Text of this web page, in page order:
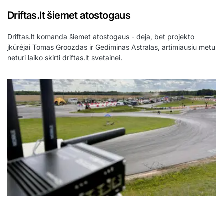
Driftas.lt šiemet atostogaus
Driftas.lt komanda šiemet atostogaus - deja, bet projekto
įkūrėjai Tomas Groozdas ir Gediminas Astralas, artimiausiu metu
neturi laiko skirti driftas.lt svetainei.